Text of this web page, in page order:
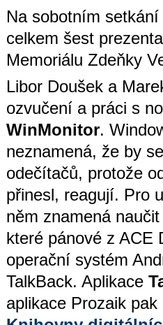
Na sobotním
celkem šest
Memoriálu Zdeňky
Libor Doušek a
ozvučení a práci s
WinMonitor.
neznamená, že by
odečítačů, protože
přinesl, reagují. Pro
něm znamená
které pánové z ACE
operační systém
TalkBack. Aplikace
aplikace Prozaik